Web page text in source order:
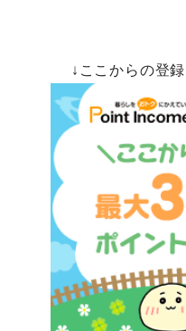
↓ここからの登